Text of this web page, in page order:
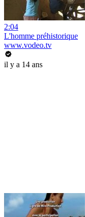
2:04
L'homme préhistorique
www.vodeo.tv
il y a 14 ans